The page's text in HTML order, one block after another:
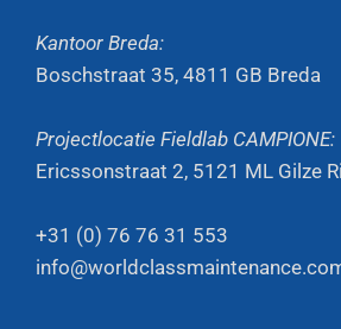
Kantoor Breda:
Boschstraat 35, 4811 GB Breda
Projectlocatie Fieldlab CAMPIONE:
Ericssonstraat 2, 5121 ML Gilze
+31 (0) 76 76 31 553